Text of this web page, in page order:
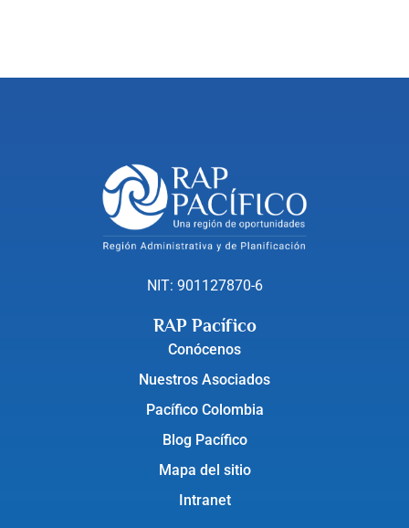
NIT: 901127870-6
RAP Pacífico
Conócenos
Nuestros Asociados
Pacífico Colombia
Blog Pacífico
Mapa del sitio
Intranet